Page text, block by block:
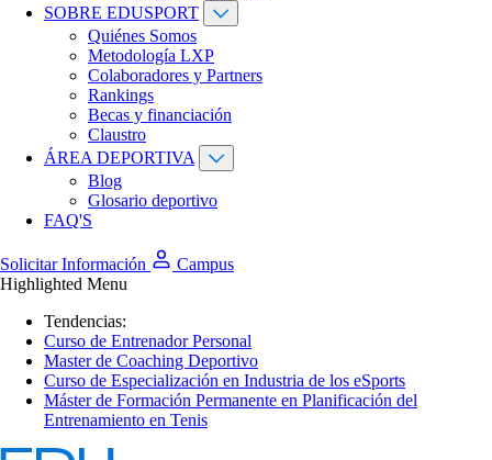
SOBRE EDUSPORT
Quiénes Somos
Metodología LXP
Colaboradores y Partners
Rankings
Becas y financiación
Claustro
ÁREA DEPORTIVA
Blog
Glosario deportivo
FAQ'S
Solicitar Información
Campus
Highlighted Menu
Tendencias:
Curso de Entrenador Personal
Master de Coaching Deportivo
Curso de Especialización en Industria de los eSports
Máster de Formación Permanente en Planificación del
Entrenamiento en Tenis